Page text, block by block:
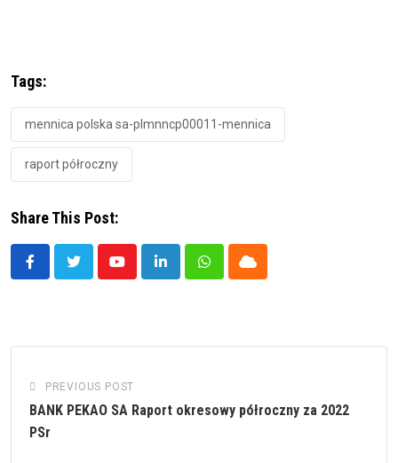
Tags:
mennica polska sa-plmnncp00011-mennica
raport półroczny
Share This Post:
YoutubeLinkedInWhatsappCloud
PREVIOUS POST
BANK PEKAO SA Raport okresowy półroczny za 2022
PSr